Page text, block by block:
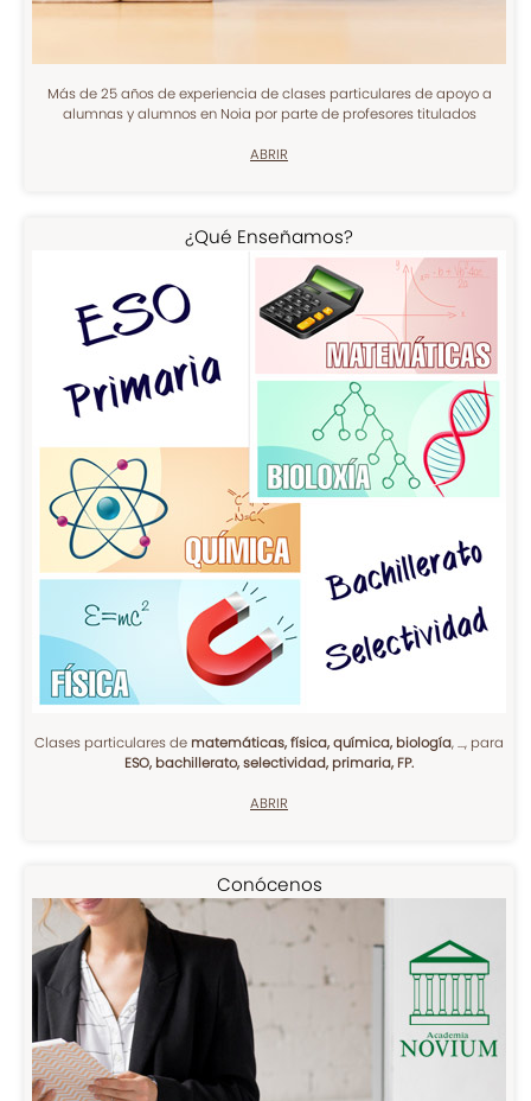
Más de 25 años de experiencia de clases particulares de apoyo a
alumnas y alumnos en Noia por parte de profesores titulados
ABRIR
¿Qué Enseñamos?
Clases particulares de matemáticas, física, química, biología, ..., para
ESO, bachillerato, selectividad, primaria, FP.
ABRIR
Conócenos